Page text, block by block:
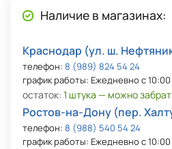
Наличие в магазинах:
Краснодар (ул. ш.
телефон: 8 (989) 824 54 24
график работы: Ежедневно с
остаток: 1 штука — можно
Ростов-на-Дону (пер.
телефон: 8 (988) 540 54 24
график работы: Ежедневно с